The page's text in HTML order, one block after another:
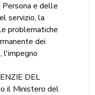
e delle
servizio, la
problematiche
dei
l'impegno
DEL
il Ministero del